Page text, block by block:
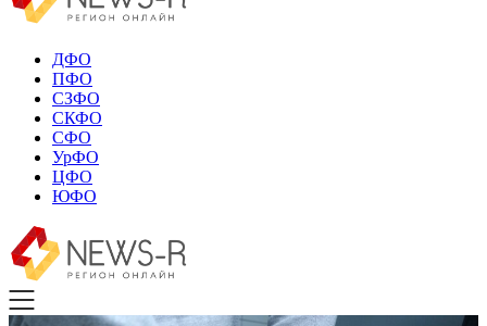
ДФО
ПФО
СЗФО
СКФО
СФО
УрФО
ЦФО
ЮФО